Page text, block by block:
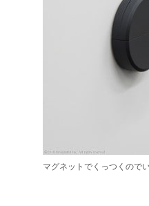
マグネットでくっつくので